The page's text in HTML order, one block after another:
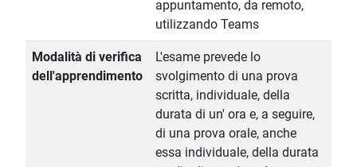
appuntamento, da remoto,
utilizzando Teams
Modalità di verifica
dell'apprendimento
L'esame prevede lo
svolgimento di una prova
scritta, individuale, della
durata di un' ora e, a seguire,
di una prova orale, anche
essa individuale, della durata